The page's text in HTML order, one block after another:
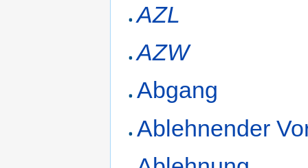
AZL
AZW
Abgang
Ablehnender